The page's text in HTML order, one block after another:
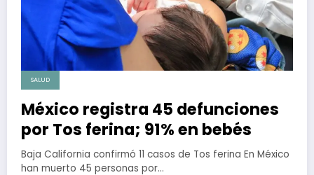
SALUD
México registra 45 defunciones
por Tos ferina; 91% en bebés
Baja California confirmó 11 casos de Tos ferina En México
han muerto 45 personas por…